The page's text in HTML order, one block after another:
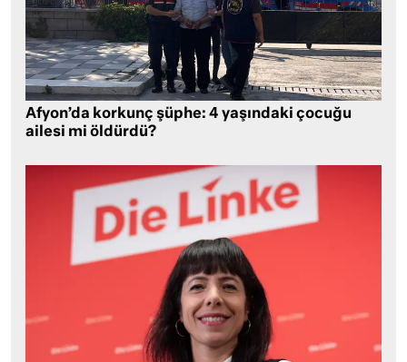
Afyon’da korkunç şüphe: 4 yaşındaki çocuğu
ailesi mi öldürdü?